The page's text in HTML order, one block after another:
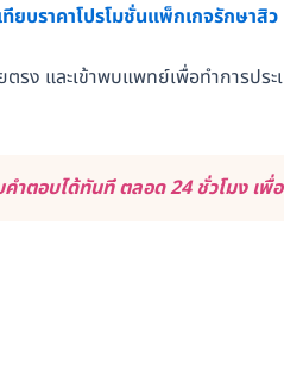
ทียบราคาโปรโมชั่นแพ็กเกจรักษาสิว
ง และเข้าพบแพทย์เพื่อทำการประ
ำตอบได้ทันที ตลอด 24 ชั่วโมง เพื่